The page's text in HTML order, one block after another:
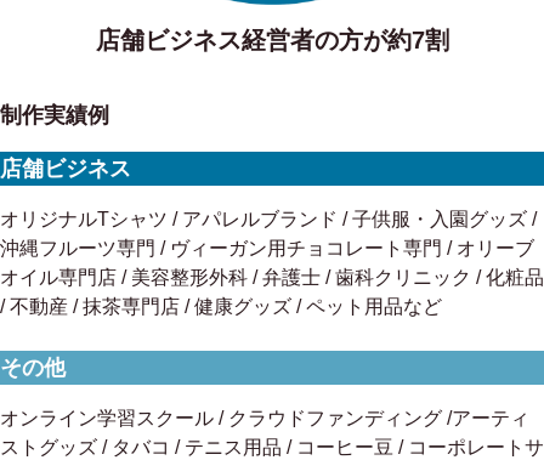
店舗ビジネス経営者の方が約7割
制作実績例
店舗ビジネス
オリジナルTシャツ / アパレルブランド / 子供服・入園グッズ /
沖縄フルーツ専門 / ヴィーガン用チョコレート専門 / オリーブ
オイル専門店 / 美容整形外科 / 弁護士 / 歯科クリニック / 化粧品
/ 不動産 / 抹茶専門店 / 健康グッズ / ペット用品など
その他
オンライン学習スクール / クラウドファンディング /アーティ
ストグッズ / タバコ / テニス用品 / コーヒー豆 / コーポレートサ